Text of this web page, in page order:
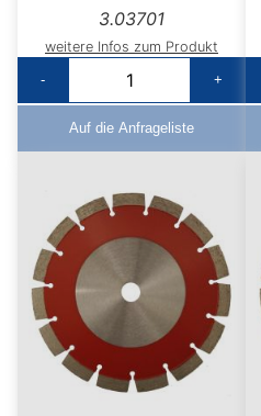
3.03701
weitere Infos zum Produkt
-
+
Auf die Anfrageliste